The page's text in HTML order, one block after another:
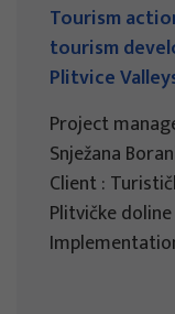
Tourism
tourism
Plitvice
Project
Snježana
Client :
Plitvičke doline